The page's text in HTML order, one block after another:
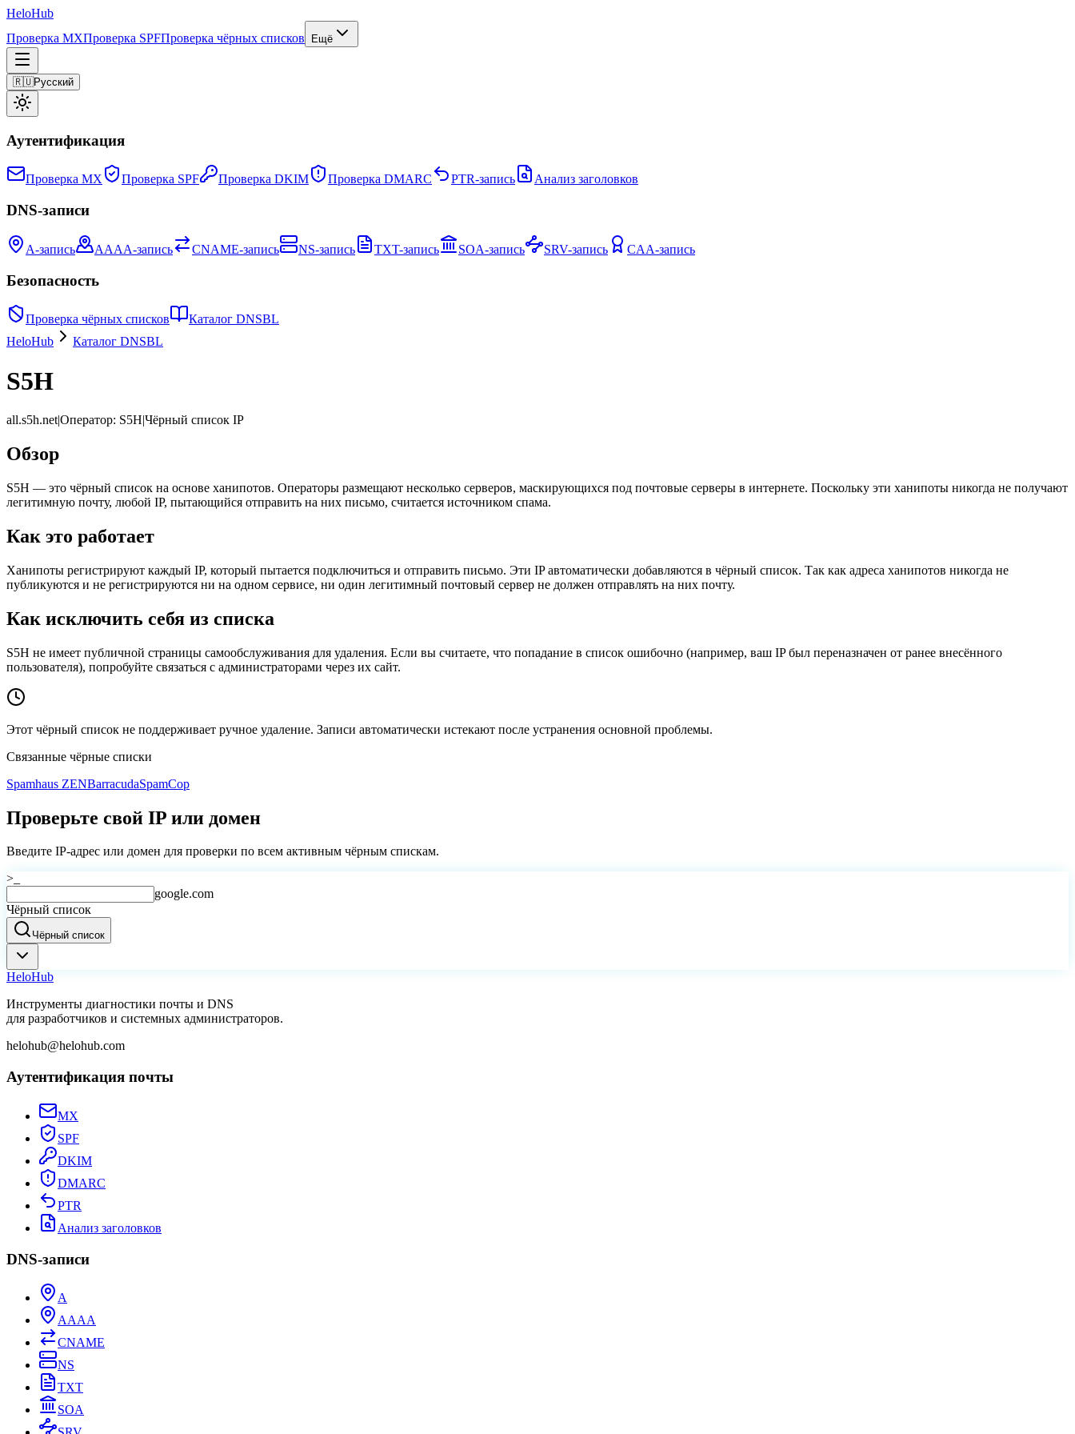
HeloHub
Проверка MXПроверка SPFПроверка чёрных списков Ещё
🇷🇺Русский
Аутентификация
Проверка MX Проверка SPF Проверка DKIM Проверка DMARC PTR-запись Анализ заголовков
DNS-записи
A-запись AAAA-запись CNAME-запись NS-запись TXT-запись SOA-запись SRV-запись CAA-запись
Безопасность
Проверка чёрных списков
Каталог DNSBL
HeloHub
Каталог DNSBL
S5H
all.s5h.net|Оператор: S5H|Чёрный список IP
Обзор
S5H — это чёрный список на основе ханипотов. Операторы размещают несколько серверов, маскирующихся под почтовые серверы в интернете. Поскольку эти ханипоты никогда не получают
легитимную почту, любой IP, пытающийся отправить на них письмо, считается источником спама.
Как это работает
Ханипоты регистрируют каждый IP, который пытается подключиться и отправить письмо. Эти IP автоматически добавляются в чёрный список. Так как адреса ханипотов никогда не
публикуются и не регистрируются ни на одном сервисе, ни один легитимный почтовый сервер не должен отправлять на них почту.
Как исключить себя из списка
S5H не имеет публичной страницы самообслуживания для удаления. Если вы считаете, что попадание в список ошибочно (например, ваш IP был переназначен от ранее внесённого
пользователя), попробуйте связаться с администраторами через их сайт.
Этот чёрный список не поддерживает ручное удаление. Записи автоматически истекают после устранения основной проблемы.
Связанные чёрные списки
Spamhaus ZENBarracudaSpamCop
Проверьте свой IP или домен
Введите IP-адрес или домен для проверки по всем активным чёрным спискам.
>_
google.com
Чёрный список
Чёрный список
HeloHub
Инструменты диагностики почты и DNS
для разработчиков и системных администраторов.
helohub@helohub.com
Аутентификация почты
MX
SPF
DKIM
DMARC
PTR
Анализ заголовков
DNS-записи
A
AAAA
CNAME
NS
TXT
SOA